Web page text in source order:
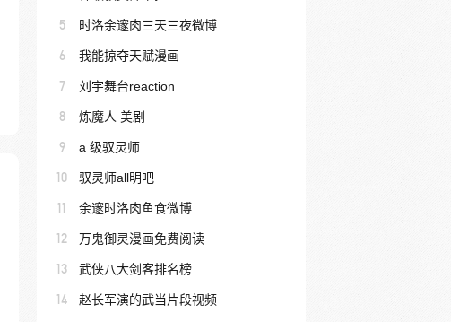
5 时洛余邃肉三天三夜微博
6 我能掠夺天赋漫画
7 刘宇舞台reaction
8 炼魔人 美剧
9 a 级驭灵师
10 驭灵师all明吧
11 余邃时洛肉鱼食微博
12 万鬼御灵漫画免费阅读
13 武侠八大剑客排名榜
14 赵长军演的武当片段视频